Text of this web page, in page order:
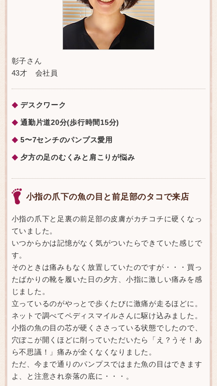
彰子さん
43才 会社員
◆ デスクワーク
◆ 通勤片道20分(歩行時間15分)
◆ 5〜7センチのパンプス愛用
◆ 夕方の足のむくみと肩こりが悩み
小指の爪下の魚の目と前足部のタコで来店
小指の爪下と足裏の前足部の皮膚がカチコチに硬くなっ
ていました。
いつからかは記憶がなく気がついたらできていた感じで
す。
そのときは痛みもなく放置していたのですが・・・買っ
たばかりの靴を履いた日の夕方、小指に激しい痛みを感
じました。
立っているのがやっとで歩くたびに激痛が走るほどに。
ネットで調べてペディスマイルさんに駆け込みました。
小指の魚の目の芯が硬くささっている状態でしたので、
穴ぼこが開くほどに削っていただいたら「え？うそ！あ
ら不思議！」痛みが全くなくなりました。
ただ、今まで通りのパンプスではまた魚の目はできます
よ、と注意され奈落の底に・・・。